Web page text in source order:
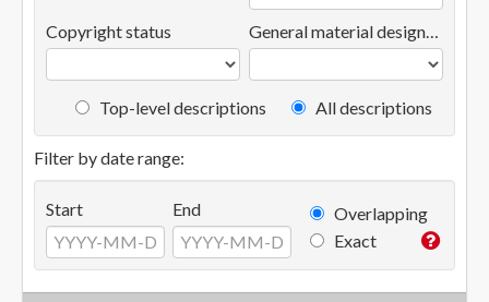
Copyright status General material designation
Top-level descriptions All descriptions
Filter by date range:
Start End
Overlapping
Exact